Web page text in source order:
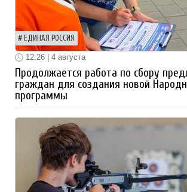
ЕДИНАЯ РОССИЯ
12:26 | 4 августа
Продолжается работа по сбору
граждан для создания новой
программы